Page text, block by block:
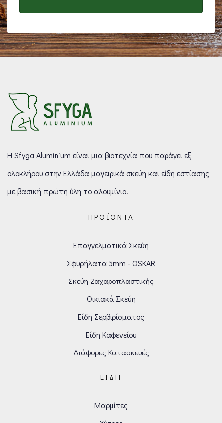
Η Sfyga Aluminium είναι μια βιοτεχνία που παράγει εξ
ολοκλήρου στην Ελλάδα μαγειρικά σκεύη και είδη εστίασης
με βασική πρώτη ύλη το αλουμίνιο.
ΠΡΟΪΌΝΤΑ
Επαγγελματικά Σκεύη
Σφυρήλατα 5mm - OSKAR
Σκεύη Ζαχαροπλαστικής
Οικιακά Σκεύη
Είδη Σερβιρίσματος
Είδη Καφενείου
Διάφορες Κατασκευές
ΕΊΔΗ
Μαρμίτες